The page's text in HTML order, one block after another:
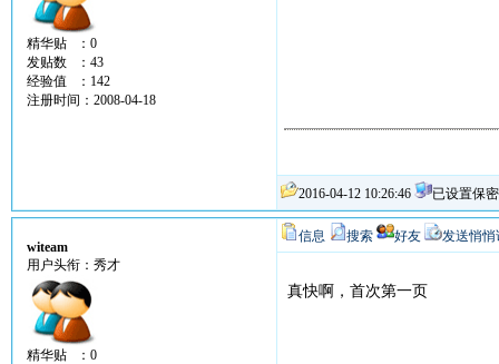
精华贴 ：0
发贴数 ：43
经验值 ：142
注册时间：2008-04-18
2016-04-12 10:26:46 已设置保密
witeam
用户头衔：秀才
精华贴 ：0
信息 搜索 好友 发送悄悄
真快啊，首次第一页